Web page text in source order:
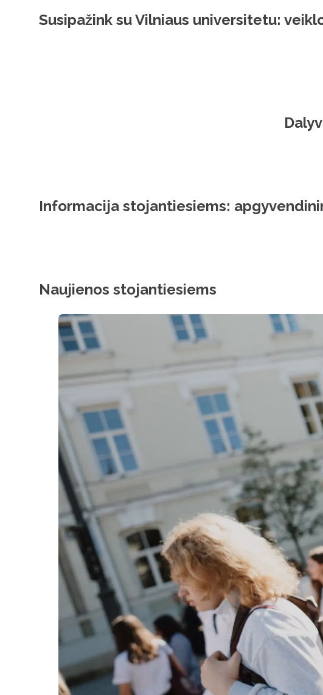
Susipažink su Vilniaus universitetu:
Informacija stojantiesiems:
Naujienos stojantiesiems